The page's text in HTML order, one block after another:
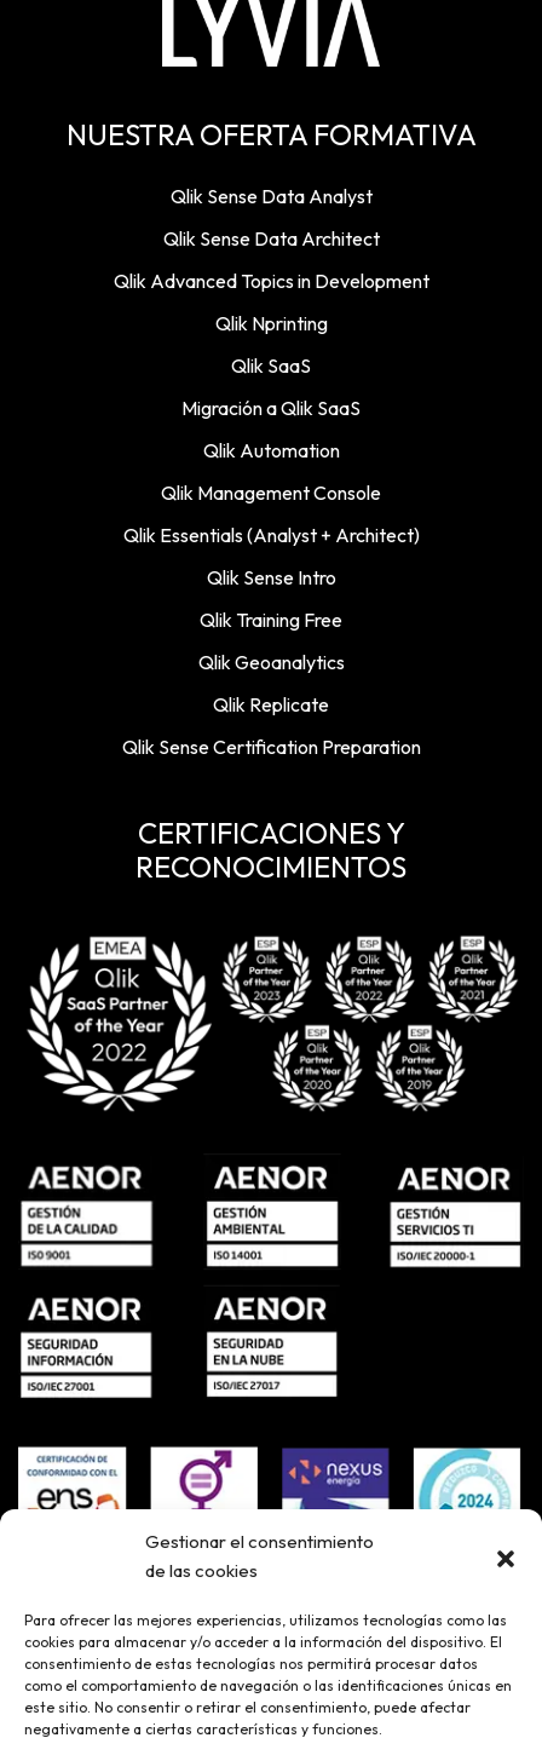
Gestionar el consentimiento
de las cookies
Para ofrecer las mejores experiencias, utilizamos tecnologías como las
cookies para almacenar y/o acceder a la información del dispositivo. El
consentimiento de estas tecnologías nos permitirá procesar datos
como el comportamiento de navegación o las identificaciones únicas en
este sitio. No consentir o retirar el consentimiento, puede afectar
negativamente a ciertas características y funciones.
NUESTRA OFERTA FORMATIVA
Qlik Sense Data Analyst
Qlik Sense Data Architect
Qlik Advanced Topics in Development
Qlik Nprinting
Qlik SaaS
Migración a Qlik SaaS
Qlik Automation
Qlik Management Console
Qlik Essentials (Analyst + Architect)
Qlik Sense Intro
Qlik Training Free
Qlik Geoanalytics
Qlik Replicate
Qlik Sense Certification Preparation
CERTIFICACIONES Y
RECONOCIMIENTOS